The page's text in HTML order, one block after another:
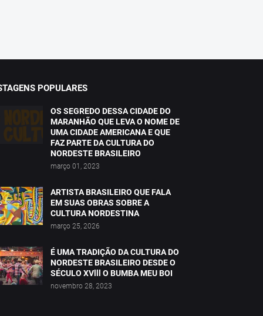
POPULARES
OS SEGREDO DESSA CIDADE DO
MARANHÃO QUE LEVA O NOME DE
UMA CIDADE AMERICANA E QUE
FAZ PARTE DA CULTURA DO
NORDESTE BRASILEIRO
março 01, 2023
ARTISTA BRASILEIRO QUE FALA
EM SUAS OBRAS SOBRE A
CULTURA NORDESTINA
março 25, 2026
É UMA TRADIÇÃO DA CULTURA DO
NORDESTE BRASILEIRO DESDE O
SÉCULO XVlll O BUMBA MEU BOI
novembro 28, 2023